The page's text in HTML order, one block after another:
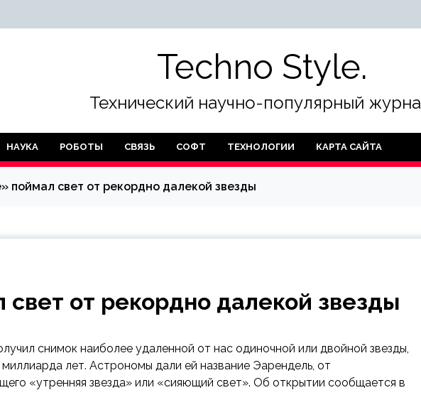
Techno Style.
Технический научно-популярный
НАУКА РОБОТЫ СВЯЗЬ СОФТ ТЕХНОЛОГИИ КАРТА САЙТА
поймал свет от рекордно далекой звезды
от рекордно далекой звезды
снимок наиболее удаленной от нас одиночной или двойной звезды,
лет. Астрономы дали ей название Эарендель, от
«утренняя звезда» или «сияющий свет». Об открытии сообщается в